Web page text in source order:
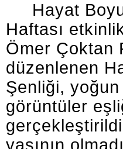
Hayat Boyu
Haftası
Ömer Çoktan
düzenlenen
Şenliği, yoğun
görüntüler
yaşının